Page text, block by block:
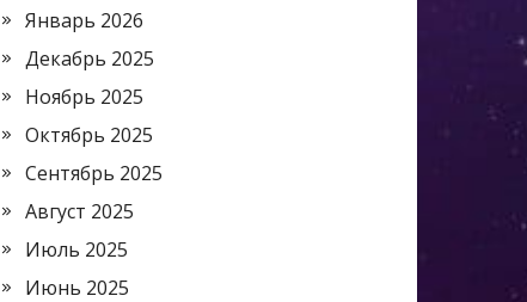
Январь 2026
Декабрь 2025
Ноябрь 2025
Октябрь 2025
Сентябрь 2025
Август 2025
Июль 2025
Июнь 2025